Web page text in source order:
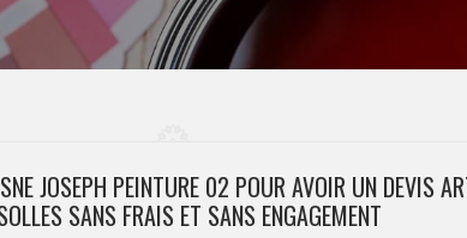
JOSEPH PEINTURE 02 POUR AVOIR UN DEVIS
SANS FRAIS ET SANS ENGAGEMENT